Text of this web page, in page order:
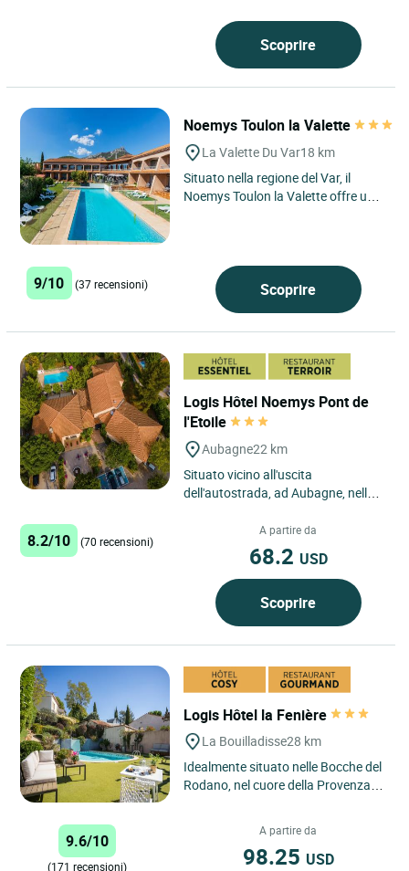
del Var, tra il porto...
Scoprire
Noemys Toulon la Valette
La Valette Du Var18 km
Situato nella regione del Var, il
Noemys Toulon la Valette offre un
9/10 (37 recensioni) Scoprire
Logis Hôtel Noemys Pont de
l'Etoile
Aubagne22 km
Situato vicino all'uscita
dell'autostrada, ad Aubagne, nella
delle colline di Garlaban...
8.2/10 (70 recensioni)
A partire da
68.2 USD
Scoprire
Logis Hôtel la Fenière
La Bouilladisse28 km
Idealmente situato nelle Bocche del
Rodano, nel cuore della Provenza, a
9.6/10
(171 recensioni)
A partire da
98.25 USD